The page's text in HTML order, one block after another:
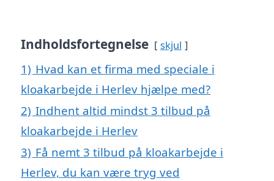
Indholdsfortegnelse skjul
1) Hvad kan et firma med speciale i
kloakarbejde i Herlev hjælpe med?
2) Indhent altid mindst 3 tilbud på
kloakarbejde i Herlev
3) Få nemt 3 tilbud på kloakarbejde i
Herlev, du kan være tryg ved